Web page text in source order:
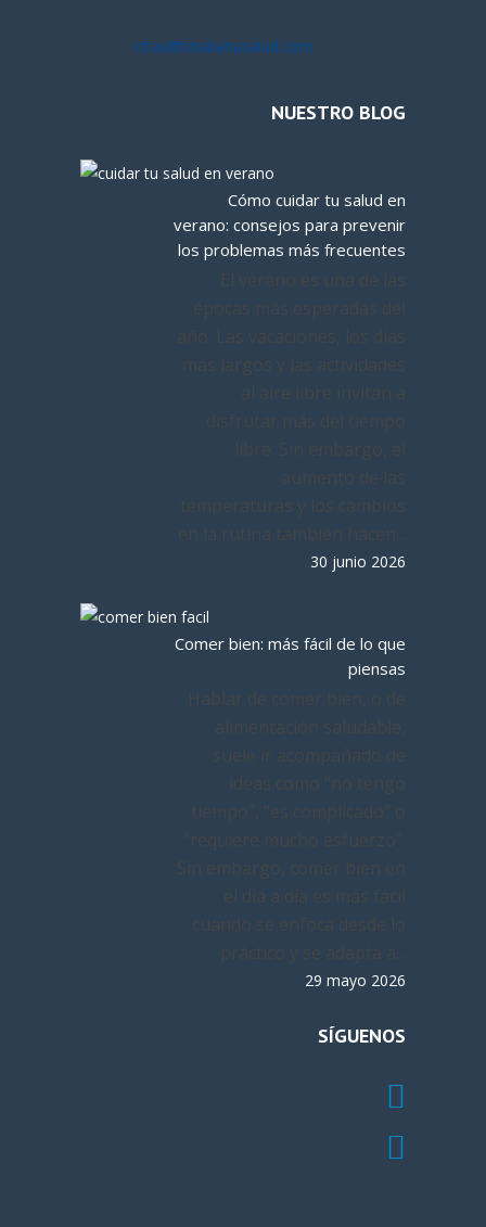
citas@tinabanasalud.com
NUESTRO BLOG
Cómo cuidar tu salud en
verano: consejos para prevenir
los problemas más frecuentes
El verano es una de las
épocas más esperadas del
año. Las vacaciones, los días
más largos y las actividades
al aire libre invitan a
disfrutar más del tiempo
libre. Sin embargo, el
aumento de las
temperaturas y los cambios
en la rutina también hacen...
30 junio 2026
Comer bien: más fácil de lo que
piensas
Hablar de comer bien, o de
alimentación saludable,
suele ir acompañado de
ideas como “no tengo
tiempo”, “es complicado” o
“requiere mucho esfuerzo”.
Sin embargo, comer bien en
el día a día es más fácil
cuando se enfoca desde lo
práctico y se adapta a...
29 mayo 2026
SÍGUENOS